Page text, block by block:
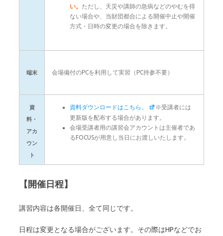
い。 ただし、天災や講師の急病などのやむを得
ない場合や、当財団都合による開催中止や開催
方式・日時の変更の場合を除きます。
端末 会場備付のPCを利用して実習（PC持参不要）
資
料・
アカ
ウン
ト
資料ダウンロードはこちら。
※受講者には
更新版を配布する場合があります。
会場受講者用の講習会アカウントは主催者であ
るFOCUSが用意し当日にお渡しいたします。
【開催日程】
講習内容は各開催日、全て同じです。
日程は変更となる場合がございます。その際はHPなどでお